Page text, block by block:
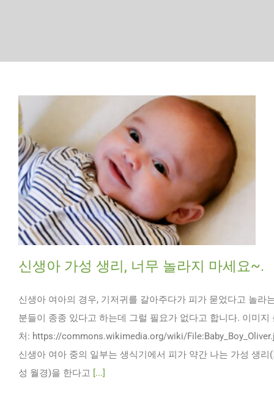
신생아 가성 생리, 너무 놀라지 마세요~.
신생아 여아의 경우, 기저귀를 갈아주다가 피가 묻었다고 놀라
분들이 종종 있다고 하는데 그럴 필요가 없다고 합니다. 이미지
처: https://commons.wikimedia.org/wiki/
신생아 여아 중의 일부는 생식기에서 피가 약간 나는 가성 생리
성 월경)을 한다고 [...]